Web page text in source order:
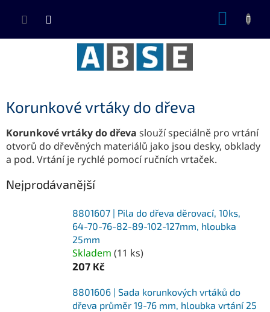
Korunkové vrtáky do dřeva
Korunkové vrtáky do dřeva slouží speciálně pro vrtání
otvorů do dřevěných materiálů jako jsou desky, obklady
a pod. Vrtání je rychlé pomocí ručních vrtaček.
Nejprodávanější
8801607 | Pila do dřeva děrovací, 10ks,
64-70-76-82-89-102-127mm, hloubka
25mm
Skladem (11 ks)
207 Kč
8801606 | Sada korunkových vrtáků do
dřeva průměr 19-76 mm, hloubka vrtání 25